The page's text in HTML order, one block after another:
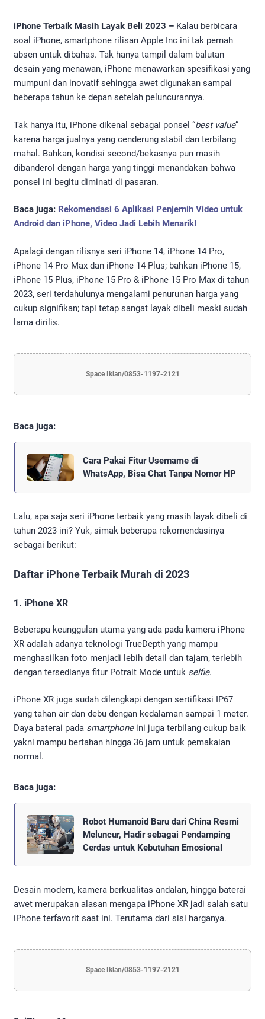
iPhone Terbaik Masih Layak Beli 2023 – Kalau berbicara
soal iPhone, smartphone rilisan Apple Inc ini tak pernah
absen untuk dibahas. Tak hanya tampil dalam balutan
desain yang menawan, iPhone menawarkan spesifikasi yang
mumpuni dan inovatif sehingga awet digunakan sampai
beberapa tahun ke depan setelah peluncurannya.
Tak hanya itu, iPhone dikenal sebagai ponsel “best value”
karena harga jualnya yang cenderung stabil dan terbilang
mahal. Bahkan, kondisi second/bekasnya pun masih
dibanderol dengan harga yang tinggi menandakan bahwa
ponsel ini begitu diminati di pasaran.
Baca juga: Rekomendasi 6 Aplikasi Penjernih Video untuk
Android dan iPhone, Video Jadi Lebih Menarik!
Apalagi dengan rilisnya seri iPhone 14, iPhone 14 Pro,
iPhone 14 Pro Max dan iPhone 14 Plus; bahkan iPhone 15,
iPhone 15 Plus, iPhone 15 Pro & iPhone 15 Pro Max di tahun
2023, seri terdahulunya mengalami penurunan harga yang
cukup signifikan; tapi tetap sangat layak dibeli meski sudah
lama dirilis.
Space Iklan/0853-1197-2121
Baca juga:
Cara Pakai Fitur Username di
WhatsApp, Bisa Chat Tanpa Nomor HP
Lalu, apa saja seri iPhone terbaik yang masih layak dibeli di
tahun 2023 ini? Yuk, simak beberapa rekomendasinya
sebagai berikut:
Daftar iPhone Terbaik Murah di 2023
1. iPhone XR
Beberapa keunggulan utama yang ada pada kamera iPhone
XR adalah adanya teknologi TrueDepth yang mampu
menghasilkan foto menjadi lebih detail dan tajam, terlebih
dengan tersedianya fitur Potrait Mode untuk selfie.
iPhone XR juga sudah dilengkapi dengan sertifikasi IP67
yang tahan air dan debu dengan kedalaman sampai 1 meter.
Daya baterai pada smartphone ini juga terbilang cukup baik
yakni mampu bertahan hingga 36 jam untuk pemakaian
normal.
Baca juga:
Robot Humanoid Baru dari China Resmi
Meluncur, Hadir sebagai Pendamping
Cerdas untuk Kebutuhan Emosional
Desain modern, kamera berkualitas andalan, hingga baterai
awet merupakan alasan mengapa iPhone XR jadi salah satu
iPhone terfavorit saat ini. Terutama dari sisi harganya.
Space Iklan/0853-1197-2121